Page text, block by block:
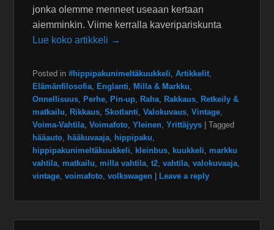
jonka olemme menneet useaan kertaan
aiemminkin. Viime kerralla kaveripariskunta
Lue koko artikkeli →
Posted in #hippipakunimeltäkuukkeli ,Artikkelit
Elämänfilosofia Englanti Milla & Markku
Onnellisuus Perhe Pin-up Raha Rakkaus Retkeily &
matkailu
Rikkaus ,Skotlanti ,Valokuvaus ,Vintage
Voima-Vahtila ,Voimafoto ,Yleinen ,Yrittäjyys |Tagged
hääauto hääkuvaaja hippipaku
hippipakunimeltäkuukkeli
kleinbus kuukkeli
markku
vahtila matkailu milla vahtila ,t2 ,vahtila ,valokuvaaja
vintage ,voimafoto ,volkswagen | Leave a reply